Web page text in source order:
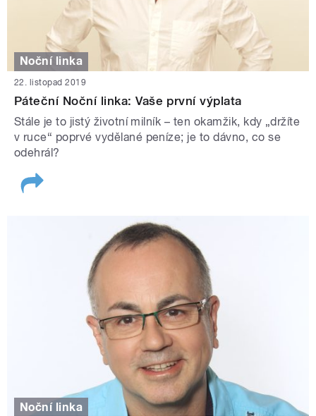
Noční linka
22. listopad 2019
Páteční Noční linka: Vaše první výplata
Stále je to jistý životní milník – ten okamžik, kdy „držíte
v ruce“ poprvé vydělané peníze; je to dávno, co se
odehrál?
Noční linka